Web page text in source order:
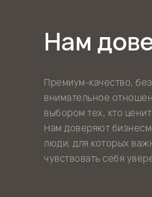
Нам
Премиум-качество,
внимательное
выбором тех, кто
Нам доверяют
люди, для которых
чувствовать себя